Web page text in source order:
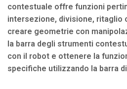
contestuale offre funzioni
intersezione, divisione, ritaglio
creare geometrie con
la barra degli strumenti
con il robot e ottenere la
specifiche utilizzando la barra